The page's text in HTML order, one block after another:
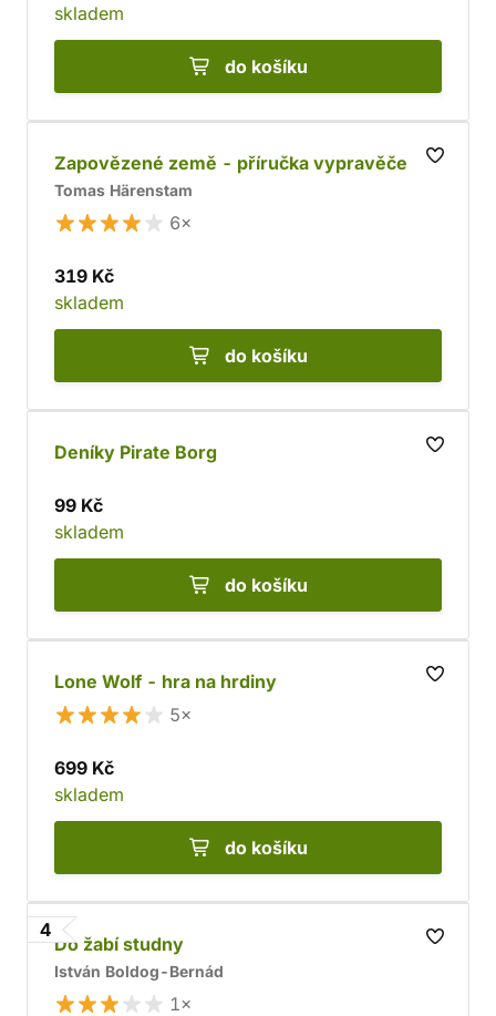
skladem
do košíku
Zapovězené země - příručka vypravěče
Tomas Härenstam
6×
319 Kč
skladem
do košíku
Deníky Pirate Borg
99 Kč
skladem
do košíku
Lone Wolf - hra na hrdiny
5×
699 Kč
skladem
do košíku
4
Do žabí studny
István Boldog-Bernád
1×